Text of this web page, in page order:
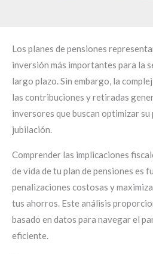
Los planes de pensiones
inversión más importantes para la
largo plazo. Sin embargo, la
las contribuciones y retiradas
inversores que buscan optimizar
jubilación.
Comprender las implicaciones
de vida de tu plan de pensiones es
penalizaciones costosas y
tus ahorros. Este análisis
basado en datos para navegar el
eficiente.